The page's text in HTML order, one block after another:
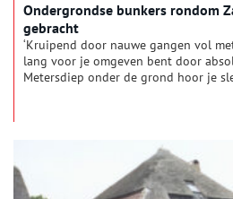
Ondergrondse bunkers rondom
gebracht
‘Kruipend door nauwe gangen vol
lang voor je omgeven bent door
Metersdiep onder de grond hoor je